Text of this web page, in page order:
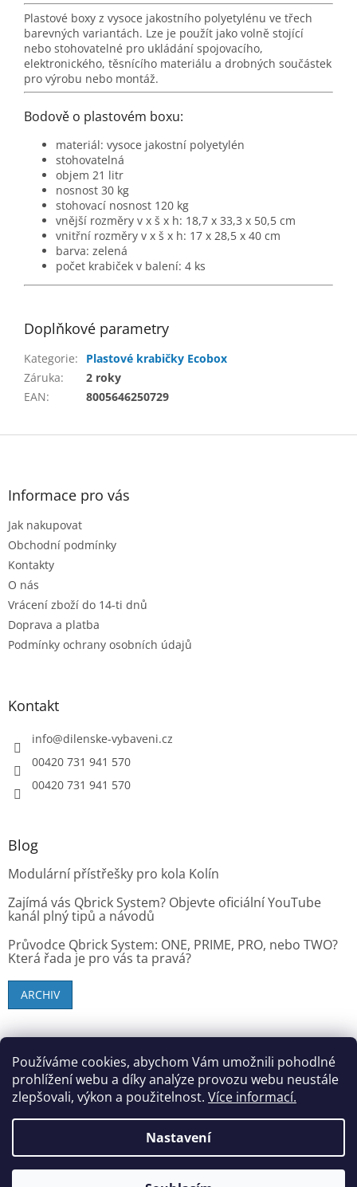
Používáme cookies, abychom Vám umožnili pohodlné
prohlížení webu a díky analýze provozu webu neustále
zlepšovali, výkon a použitelnost. Více informací.
Nastavení
Plastové boxy z vysoce jakostního polyetylénu ve třech
barevných variantách. Lze je použít jako volně stojící
nebo stohovatelné pro ukládání spojovacího,
elektronického, těsnícího materiálu a drobných součástek
pro výrobu nebo montáž.
Bodově o plastovém boxu:
materiál: vysoce jakostní polyetylén
stohovatelná
objem 21 litr
nosnost 30 kg
stohovací nosnost 120 kg
vnější rozměry v x š x h: 18,7 x 33,3 x 50,5 cm
vnitřní rozměry v x š x h: 17 x 28,5 x 40 cm
barva: zelená
počet krabiček v balení: 4 ks
Doplňkové parametry
Kategorie:
Plastové krabičky Ecobox
Záruka:
2 roky
EAN: 8005646250729
Z
Informace pro vás
Jak nakupovat
Obchodní podmínky
Kontakty
O nás
Vrácení zboží do 14-ti dnů
Doprava a platba
Podmínky ochrany osobních údajů
Kontakt
info@dilenske-vybaveni.cz
00420 731 941 570
00420 731 941 570
Blog
Modulární přístřešky pro kola Kolín
Zajímá vás Qbrick System? Objevte oficiální YouTube
kanál plný tipů a návodů
Průvodce Qbrick System: ONE, PRIME, PRO, nebo TWO?
Která řada je pro vás ta pravá?
ARCHIV